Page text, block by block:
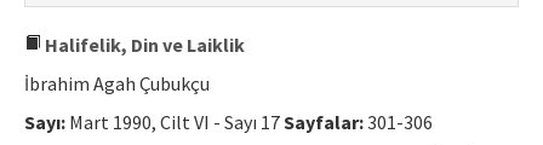
Halifelik, Din ve Laiklik
İbrahim Agah Çubukçu
Sayı: Mart 1990, Cilt VI - Sayı 17Sayfalar:301-306